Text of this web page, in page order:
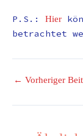
P.S.: Hier
betrachtet
← Vorheriger